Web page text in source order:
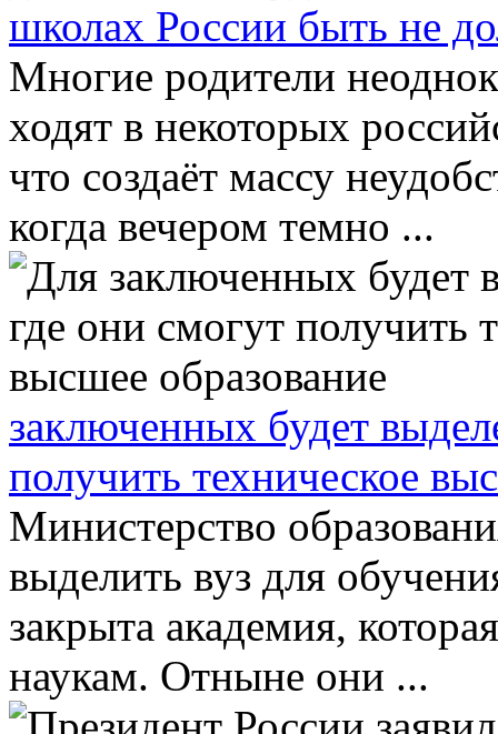
школах России быть не
Многие родители
ходят в некоторых
что создаёт массу
когда вечером темно ...
заключенных будет
получить техническое
Министерство
выделить вуз для
закрыта академия,
наукам. Отныне они ...